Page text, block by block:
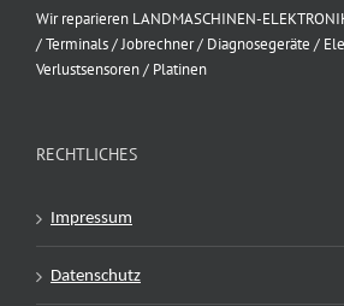
Wir reparieren LANDMASCHINEN-
/ Terminals / Jobrechner / Diagnosegeräte /
Verlustsensoren / Platinen
RECHTLICHES
Impressum
Datenschutz